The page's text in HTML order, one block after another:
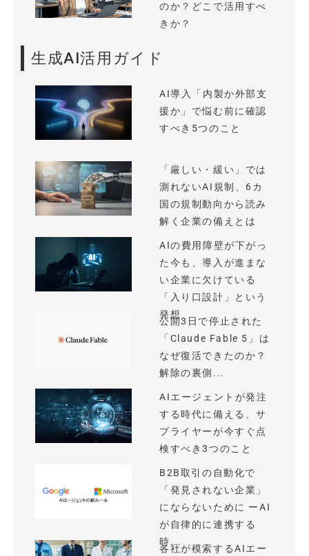
のか？どこで活用すべ
きか？
生成AI活用ガイド
AI導入「内製か外部支
援か」で悩む前に確認
すべき5つのこと
「厳しい・緩い」では
測れないAI規制、6カ
国の規制動向から読み
解く企業の備えとは
AIの費用障壁が下がっ
た今も、導入が進まな
い企業に欠けている
「入り口設計」という
発想
公開3日で停止された
「Claude Fable 5」は
なぜ復活できたのか？
解除の裏側...
AIエージェントが発注
する時代に備える、サ
プライヤーが今すぐ点
検すべき3つのこと
B2B取引の自動化で
「発見されない企業」
にならないために ーAI
が自律的に連携する
時...
各社が模索するAIエー